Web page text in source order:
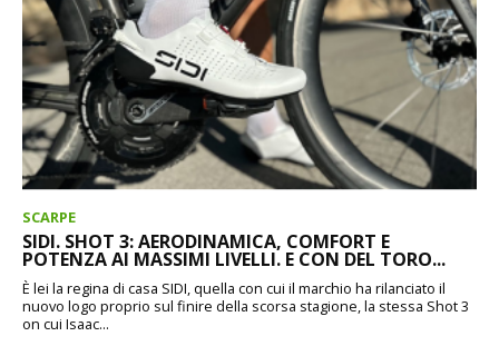
SCARPE
SIDI. SHOT 3: AERODINAMICA, COMFORT E
POTENZA AI MASSIMI LIVELLI. E CON DEL TORO...
È lei la regina di casa SIDI, quella con cui il marchio ha rilanciato il
nuovo logo proprio sul finire della scorsa stagione, la stessa Shot 3
on cui Isaac...